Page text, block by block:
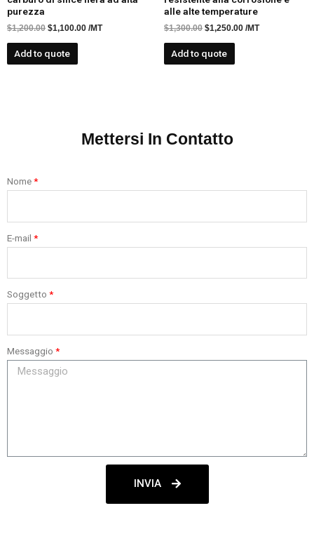
purezza
$1,200.00 $1,100.00 /MT
Add to quote
alle alte temperature
$1,300.00 $1,250.00 /MT
Add to quote
Mettersi In Contatto
Nome
E-mail
Soggetto
Messaggio
INVIA